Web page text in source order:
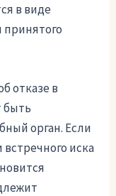
в виде
отказе в
быть
орган. Если
иска